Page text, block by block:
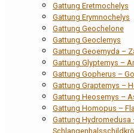
Gattung Eretmochelys
Gattung Erymnochelys
Gattung Geochelone
Gattung Geoclemys
Gattung Geoemyda –
Gattung Glyptemys –
Gattung Gopherus –
Gattung Graptemys –
Gattung Heosemys –
Gattung Homopus –
Gattung Hydromedusa